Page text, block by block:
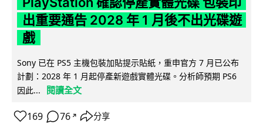
出重要通告 2028 年 1 月後不出光碟遊
戲
Sony 已在 PS5 主機包裝加貼提示貼紙，重申官方 7 月已公布
計劃：2028 年 1 月起停產新遊戲實體光碟。分析師預期 PS6
因此...
閱讀全文
169 76 ↗ 分享